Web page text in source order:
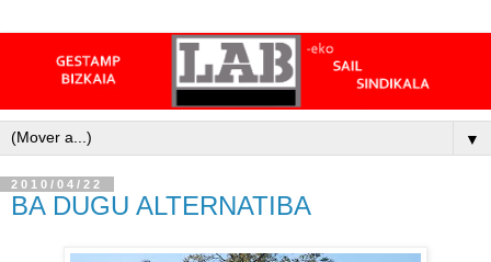
▼
2010/04/22
BA DUGU ALTERNATIBA